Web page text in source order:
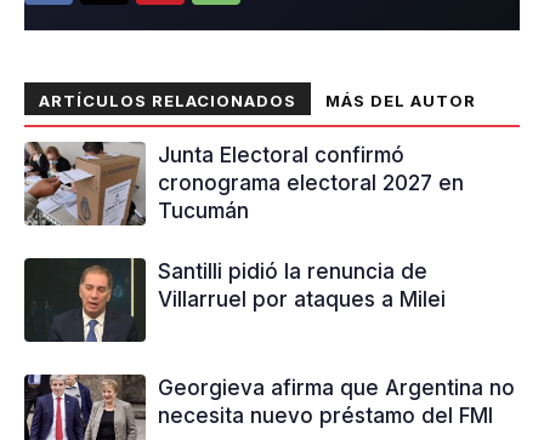
ARTÍCULOS RELACIONADOS MÁS DEL AUTOR
Junta Electoral confirmó
cronograma electoral 2027 en
Tucumán
Santilli pidió la renuncia de
Villarruel por ataques a Milei
Georgieva afirma que Argentina no
necesita nuevo préstamo del FMI